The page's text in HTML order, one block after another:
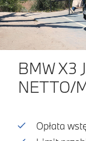
BMW X3
NETTO/
Opłata